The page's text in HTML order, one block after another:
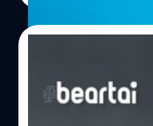
Panasonic ป
Mirrorless เป็น